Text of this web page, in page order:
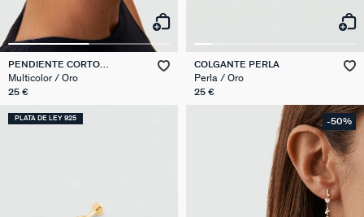
PENDIENTE CORTO
INDIVIDUAL ESTRELLAS MIX
& MATCH
Multicolor / Oro
25 €
COLGANTE PERLA
Perla / Oro
25 €
PLATA DE LEY 925 -50%